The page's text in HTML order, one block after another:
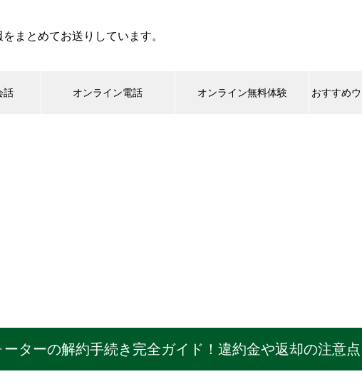
まとめてお送りしています。
話 オンライン電話 オンライン無料体験 おすすめ
ターの解約手続き完全ガイド！違約金や返却の注意